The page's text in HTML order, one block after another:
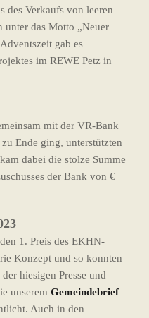
des Verkaufs von leeren
unter das Motto „Neuer
gab es
im REWE Petz in
mit der VR-Bank
Ende ging, unterstützten
dabei die stolze Summe
der Bank von €
1. Preis des EKHN-
Konzept und so konnten
hiesigen Presse und
unserem Gemeindebrief
Auch in den